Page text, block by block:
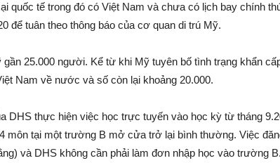
tế trong đó có Việt Nam và chưa có lịch bay chính
để tuân theo thông báo của cơ quan di trú Mỹ.
25.000 người. Kể từ khi Mỹ tuyên bố tình trạng khẩn
Nam về nước và số còn lại khoảng 20.000.
DHS thực hiện việc học trực tuyến vào học kỳ từ tháng
môn tại một trường B mở cửa trở lại bình thường. Việc
và DHS không cần phải làm đơn nhập học vào trường